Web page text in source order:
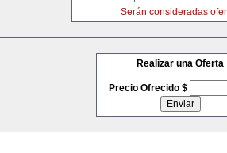
Serán consideradas
Realizar una Oferta
Precio Ofrecido $